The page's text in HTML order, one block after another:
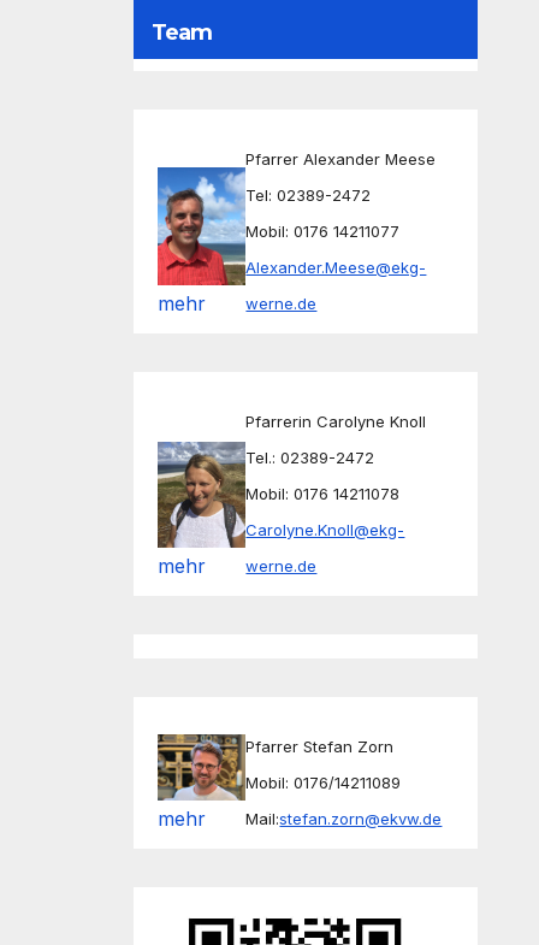
Team
mehr
Pfarrer Alexander Meese
Tel: 02389-2472
Mobil: 0176 14211077
Alexander.Meese@ekg-
werne.de
mehr
Pfarrerin Carolyne Knoll
Tel.: 02389-2472
Mobil: 0176 14211078
Carolyne.Knoll@ekg-
werne.de
mehr
Pfarrer Stefan Zorn
Mobil: 0176/14211089
Mail:stefan.zorn@ekvw.de